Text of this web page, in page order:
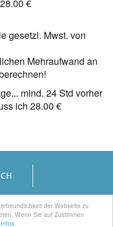
der Webseite zu
Wenn Sie auf Zustimmen
€
gesetzl. Mwst. von
Mehraufwand an
mind. 24 Std vorher
ich 28.00 €